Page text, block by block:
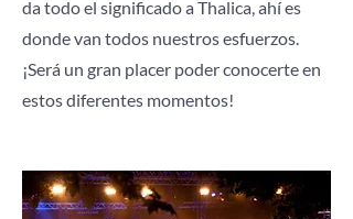
da todo el significado a Thalica, ahí es
donde van todos nuestros esfuerzos.
¡Será un gran placer poder conocerte en
estos diferentes momentos!